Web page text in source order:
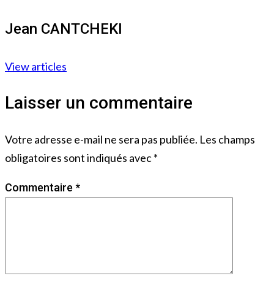
Jean CANTCHEKI
View articles
Laisser un commentaire
Votre adresse e-mail ne sera pas publiée. Les champs
obligatoires sont indiqués avec*
Commentaire *